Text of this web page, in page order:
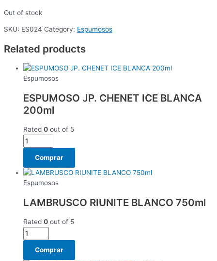
Out of stock
SKU: ES024 Category: Espumosos
Related products
Espumosos
ESPUMOSO JP. CHENET ICE BLANCA
200ml
Rated 0 out of 5
Comprar
Espumosos
LAMBRUSCO RIUNITE BLANCO 750ml
Rated 0 out of 5
Comprar